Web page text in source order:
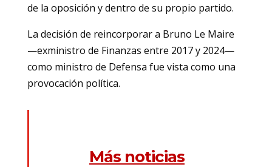
de la oposición y dentro de su propio partido.
La decisión de reincorporar a Bruno Le Maire
—exministro de Finanzas entre 2017 y 2024—
como ministro de Defensa fue vista como una
provocación política.
Más noticias